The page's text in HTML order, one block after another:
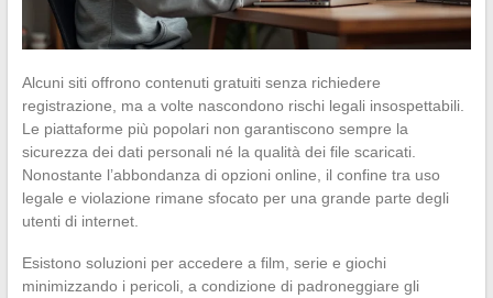
Alcuni siti offrono contenuti gratuiti senza richiedere
registrazione, ma a volte nascondono rischi legali insospettabili.
Le piattaforme più popolari non garantiscono sempre la
sicurezza dei dati personali né la qualità dei file scaricati.
Nonostante l’abbondanza di opzioni online, il confine tra uso
legale e violazione rimane sfocato per una grande parte degli
utenti di internet.
Esistono soluzioni per accedere a film, serie e giochi
minimizzando i pericoli, a condizione di padroneggiare gli